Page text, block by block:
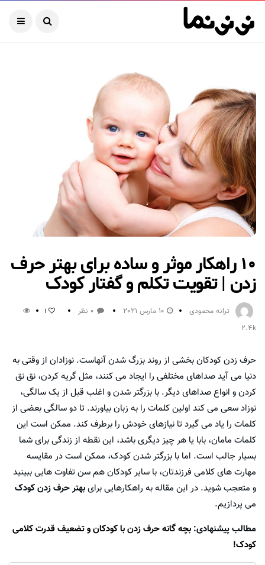
۱۰ راهکار موثر و ساده برای بهتر حرف
زدن | تقویت تکلم و گفتار کودک
ترانه محمودی 10 مارس 2021 0 نظر 1
2.4k
حرف زدن کودکان بخشی از روند بزرگ شدن آنهاست. نوزادان از وقتی به
دنیا می آید صداهای مختلفی را ایجاد می کنند، مثل گریه کردن، نق نق
کردن و انواع صداهای دیگر. با بزرگتر شدن و اغلب قبل از یک سالگی،
نوزاد سعی می کند اولین کلمات را به زبان بیاورند. تا دو سالگی بعضی از
کلمات را یاد می گیرد تا نیازهای خودش را برطرف کند. ممکن است این
کلمات مامان، بابا یا هر چیز دیگری باشد، این نقطه از زندگی برای شما
بسیار جالب است. اما با بزرگتر شدن کودک، ممکن است در مقایسه
مهارت های کلامی فرزندتان، با سایر کودکان هم سن تفاوت هایی ببینید
و متعجب شوید. در این مقاله به راهکارهایی برایبهتر حرف زدن کودک
می پردازیم.
مطالب پیشنهادی: بچه گانه حرف زدن با کودکان و تضعیف قدرت کلامی
کودک!